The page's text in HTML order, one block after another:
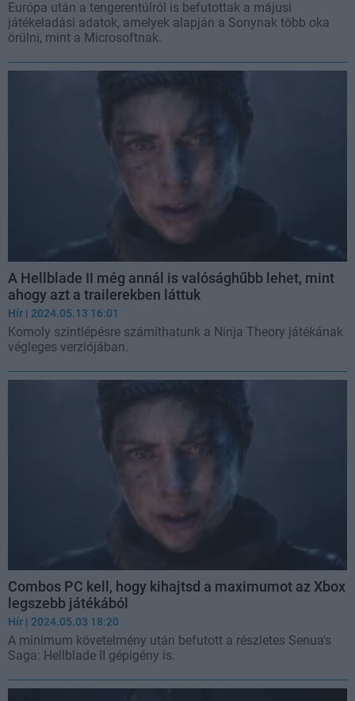
Európa után a tengerentúlról is befutottak a májusi
játékeladási adatok, amelyek alapján a Sonynak több oka
örülni, mint a Microsoftnak.
A Hellblade II még annál is valósághűbb lehet, mint
ahogy azt a trailerekben láttuk
Hír | 2024.05.13 16:01
Komoly szintlépésre számíthatunk a Ninja Theory játékának
végleges verziójában.
Combos PC kell, hogy kihajtsd a maximumot az Xbox
legszebb játékából
Hír | 2024.05.03 18:20
A minimum követelmény után befutott a részletes Senua's
Saga: Hellblade II gépigény is.